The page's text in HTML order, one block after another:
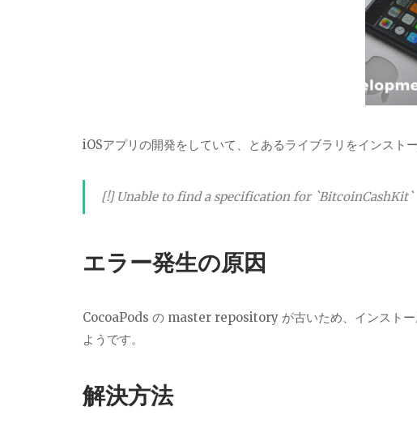
iOSアプリの開発をしていて、とあるライブラリをインスト
[!] Unable to find a specification for `BitcoinCashKit`
エラー発生の原因
CocoaPods の master repository が古いため、インストー
ようです。
解決方法